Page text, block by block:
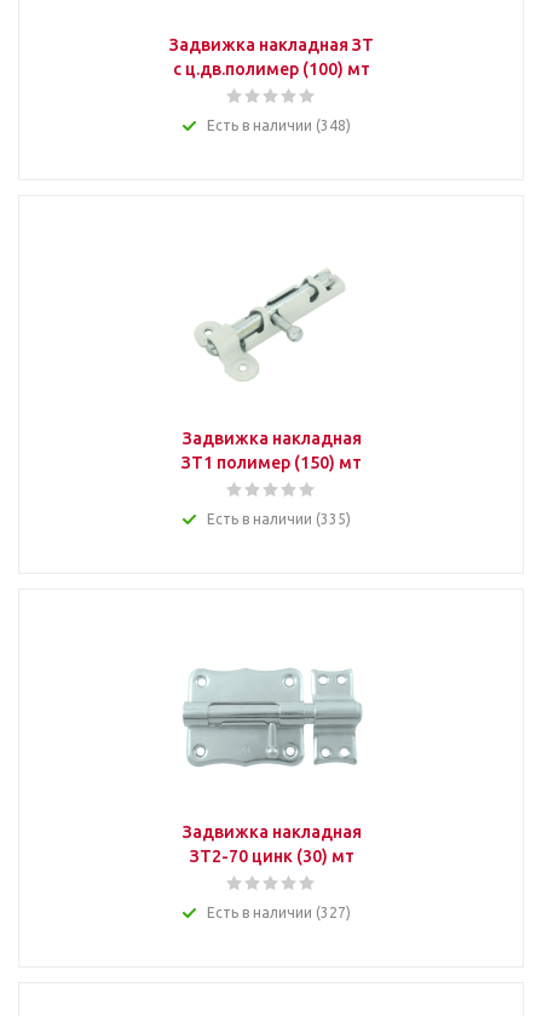
Задвижка накладная ЗТ
с ц.дв.полимер (100) мт
Есть в наличии (348)
Задвижка накладная
ЗТ1 полимер (150) мт
Есть в наличии (335)
Задвижка накладная
ЗТ2-70 цинк (30) мт
Есть в наличии (327)